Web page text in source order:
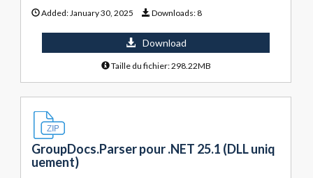
Added: January 30, 2025 Downloads:8
Download
Taille du fichier: 298.22MB
GroupDocs.Parser pour .NET 25.1 (DLL uniq
uement)